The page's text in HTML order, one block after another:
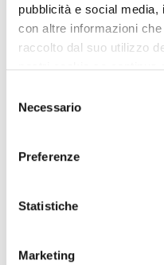
pubblicità e social media,
con altre informazioni
raccolto dal suo utilizzo
delNecessario
Preferenze
Statistiche
Marketing